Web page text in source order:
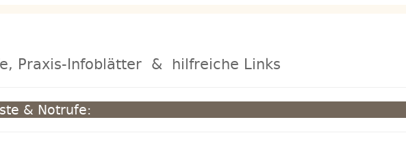
Praxis-Infoblätter & hilfreiche Links
& Notrufe: